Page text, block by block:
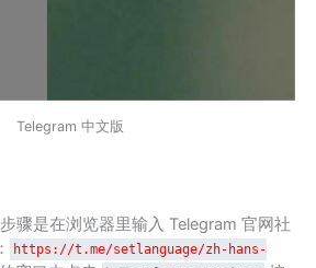
Telegram 中文版
骤是在浏览器里输入 Telegram 官网社
https://t.me/setlanguage/zh-hans-